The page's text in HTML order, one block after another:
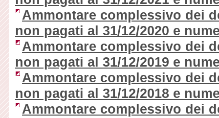
Ammontare complessivo dei
non pagati al 31/12/2020 e
Ammontare complessivo dei
non pagati al 31/12/2019 e
Ammontare complessivo dei
non pagati al 31/12/2018 e
Ammontare complessivo dei